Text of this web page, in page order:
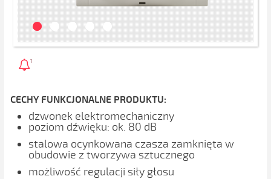
1
CECHY FUNKCJONALNE PRODUKTU:
dzwonek elektromechaniczny
poziom dźwięku: ok. 80 dB
stalowa ocynkowana czasza zamknięta w
obudowie z tworzywa sztucznego
możliwość regulacji siły głosu